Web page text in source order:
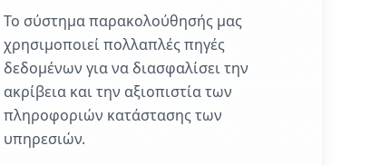
Το σύστημα παρακολούθησής μας
χρησιμοποιεί πολλαπλές πηγές
δεδομένων για να διασφαλίσει την
ακρίβεια και την αξιοπιστία των
πληροφοριών κατάστασης των
υπηρεσιών.